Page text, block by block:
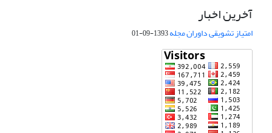
آخرین اخبار
امتیاز تشویقی داوران مجله1393-09-01